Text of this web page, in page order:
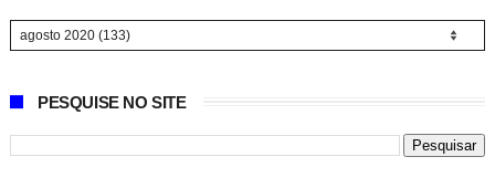
PESQUISE NO SITE